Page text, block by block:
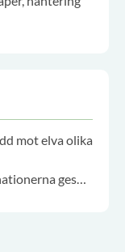
mot elva olika
ges